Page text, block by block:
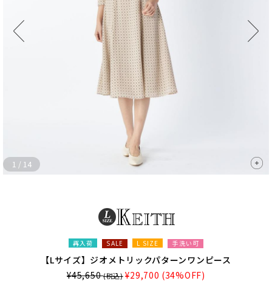
1 / 14
再入荷 SALE L SIZE 手洗い可
【Lサイズ】ジオメトリックパターンワンピース
¥45,650(税込) ¥29,700 (34%OFF)